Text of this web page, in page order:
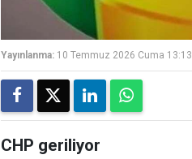
Yayınlanma: 10 Temmuz 2026 Cuma 13:13
CHP geriliyor